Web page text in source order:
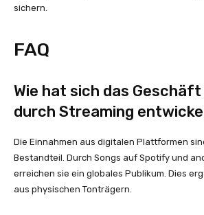
sichern.
FAQ
Wie hat sich das
durch Streaming
Die Einnahmen aus digitalen Plattformen
Bestandteil. Durch Songs auf Spotify und
erreichen sie ein globales Publikum. Dies
aus physischen Tonträgern.